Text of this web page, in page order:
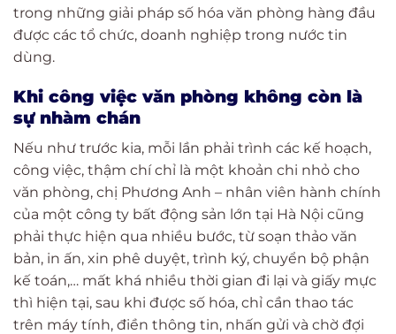
trong những giải pháp số hóa văn phòng hàng đầu
được các tổ chức, doanh nghiệp trong nước tin
dùng.
Khi công việc văn phòng không còn là
sự nhàm chán
Nếu như trước kia, mỗi lần phải trình các kế hoạch,
công việc, thậm chí chỉ là một khoản chi nhỏ cho
văn phòng, chị Phương Anh – nhân viên hành chính
của một công ty bất động sản lớn tại Hà Nội cũng
phải thực hiện qua nhiều bước, từ soạn thảo văn
bản, in ấn, xin phê duyệt, trình ký, chuyển bộ phận
kế toán,… mất khá nhiều thời gian đi lại và giấy mực
thì hiện tại, sau khi được số hóa, chỉ cần thao tác
trên máy tính, điền thông tin, nhấn gửi và chờ đợi